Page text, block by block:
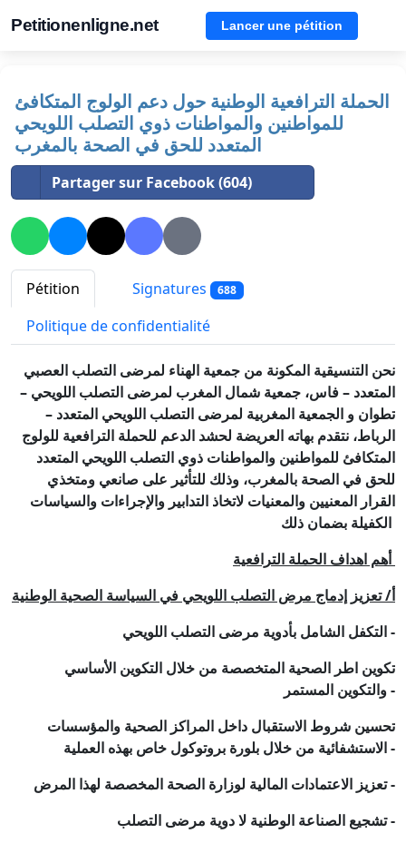
Petitionenligne.net Lancer une pétition
الحملة الترافعية الوطنية حول دعم الولوج المتكافئ
للمواطنين والمواطنات ذوي التصلب اللويحي
المتعدد للحق في الصحة بالمغرب
Partager sur Facebook (604)
Pétition Signatures 688
Politique de confidentialité
نحن التنسيقية المكونة من جمعية الهناء لمرضى التصلب العصبي
المتعدد – فاس، جمعية شمال المغرب لمرضى التصلب اللويحي –
تطوان و الجمعية المغربية لمرضى التصلب اللويحي المتعدد –
الرباط، نتقدم بهاته العريضة لحشد الدعم للحملة الترافعية للولوج
المتكافئ للمواطنين والمواطنات ذوي التصلب اللويحي المتعدد
للحق في الصحة بالمغرب، وذلك للتأثير على صانعي ومتخذي
القرار المعنيين والمعنيات لاتخاذ التدابير والإجراءات والسياسات
أهم اهداف الحملة الترافعية
أ/ تعزيز إدماج مرض التصلب اللويحي في السياسة الصحية الوطنية
التكفل الشامل بأدوية مرضى التصلب اللويحي -
والتكوين المستمر -
الاستشفائية من خلال بلورة بروتوكول خاص بهذه العملية -
تعزيز الاعتمادات المالية لوزارة الصحة المخصصة لهذا المرض -
تشجيع الصناعة الوطنية لا دوية مرضى التصلب -